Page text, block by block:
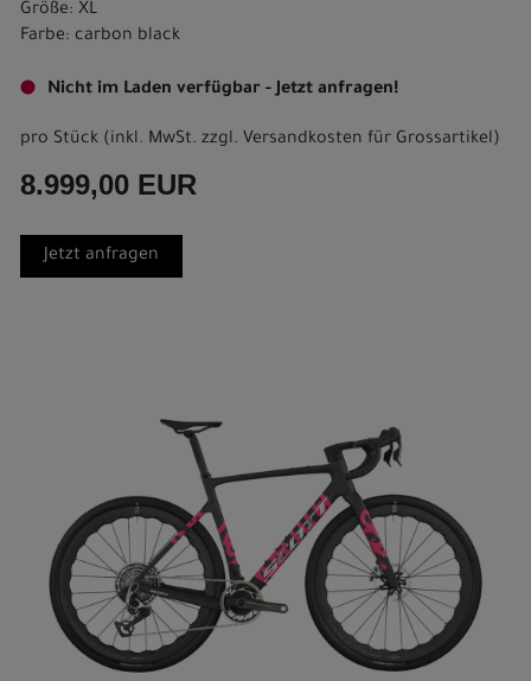
Größe: XL
Farbe: carbon black
Nicht im Laden verfügbar - Jetzt anfragen!
pro Stück (inkl. MwSt. zzgl. Versandkosten für Grossartikel)
8.999,00 EUR
Jetzt anfragen